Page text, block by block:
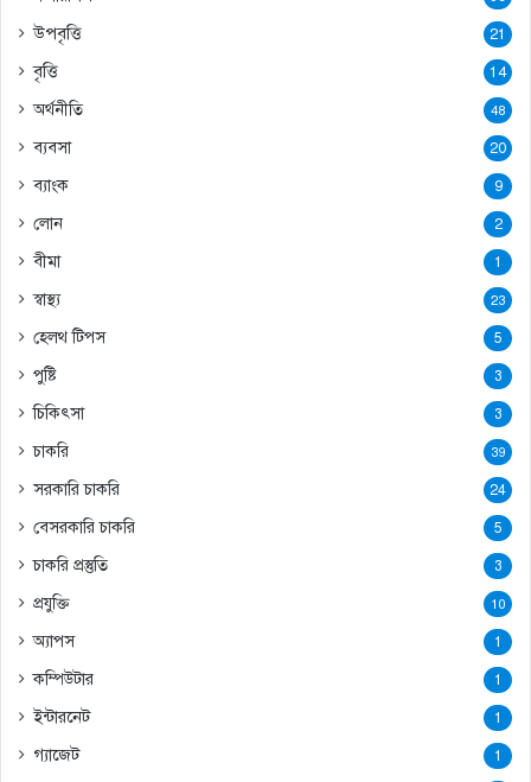
উপবৃত্তি 21
বৃত্তি 14
অর্থনীতি 48
ব্যবসা 20
ব্যাংক 9
লোন 2
বীমা 1
স্বাস্থ্য 23
হেলথ টিপস 5
পুষ্টি 3
চিকিৎসা 3
চাকরি 39
সরকারি চাকরি 24
বেসরকারি চাকরি 5
চাকরি প্রস্তুতি 3
প্রযুক্তি 10
অ্যাপস 1
কম্পিউটার 1
ইন্টারনেট 1
গ্যাজেট 1